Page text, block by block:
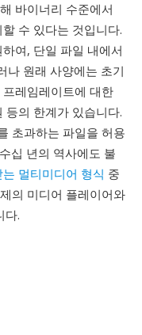
바이너리 수준에서
수 있다는 것입니다.
여, 단일 파일 내에서
나 원래 사양에는 초기
레임레이트에 대한
등의 한계가 있습니다.
초과하는 파일을 허용
십 년의 역사에도 불
는 멀티미디어 형식 중
의 미디어 플레이어와
다.